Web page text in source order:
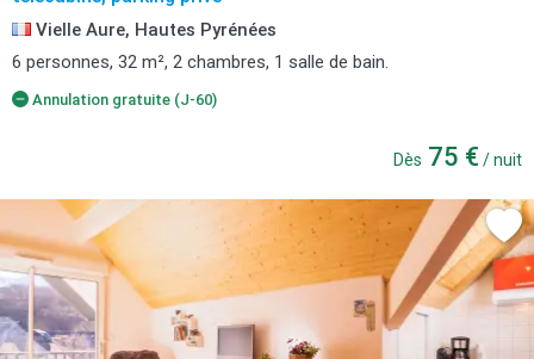
Vielle Aure, Hautes Pyrénées
6 personnes, 32 m², 2 chambres, 1 salle de bain.
Annulation gratuite (J-60)
Dès 75 € / nuit